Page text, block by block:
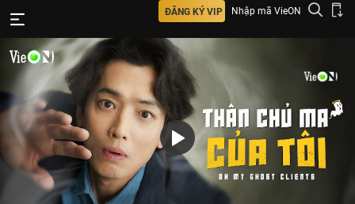
ĐĂNG KÝ VIP Nhập mã VieON